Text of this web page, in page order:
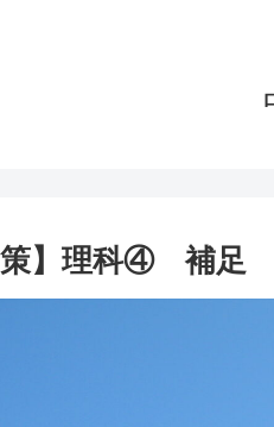
策】理科④ 補足